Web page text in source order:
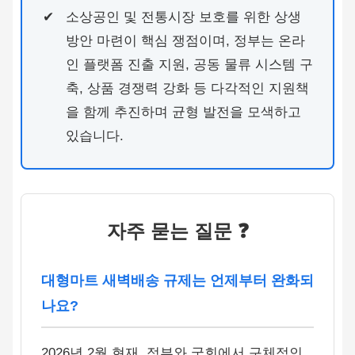
소상공인 및 전통시장 보호를 위한 상생
방안 마련이 핵심 쟁점이며, 정부는 온라
인 플랫폼 진출 지원, 공동 물류 시스템 구
축, 상품 경쟁력 강화 등 다각적인 지원책
을 함께 추진하며 균형 발전을 모색하고
있습니다.
자주 묻는 질문 ❓
대형마트 새벽배송 규제는 언제부터 완화되
나요?